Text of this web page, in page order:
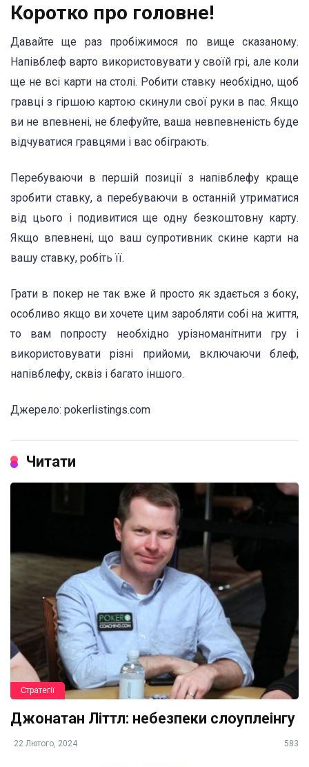
Коротко про головне!
Давайте ще раз пробіжимося по вище сказаному.
Напівблеф варто використовувати у своїй грі, але коли
ще не всі карти на столі. Робити ставку необхідно, щоб
гравці з гіршою картою скинули свої руки в пас. Якщо
ви не впевнені, не блефуйте, ваша невпевненість буде
відчуватися гравцями і вас обіграють.
Перебуваючи в першій позиції з напівблефу краще
зробити ставку, а перебуваючи в останній утриматися
від цього і подивитися ще одну безкоштовну карту.
Якщо впевнені, що ваш супротивник скине карти на
вашу ставку, робіть її.
Грати в покер не так вже й просто як здається з боку,
особливо якщо ви хочете цим заробляти собі на життя,
то вам попросту необхідно урізноманітнити гру і
використовувати різні прийоми, включаючи блеф,
напівблефу, сквіз і багато іншого.
Джерело: pokerlistings.com
Читати
Стратегії
Джонатан Літтл: небезпеки слоуплеінгу
22 Лютого, 2024 583